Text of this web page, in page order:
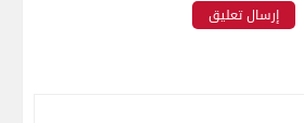
إرسال تعليق